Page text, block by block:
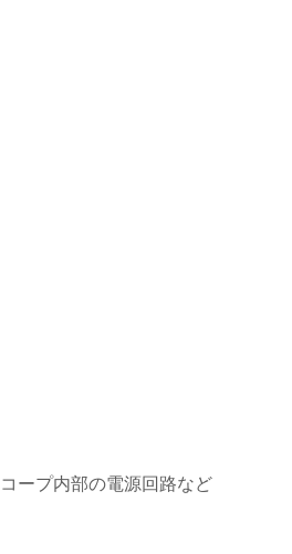
ープ内部の電源回路など